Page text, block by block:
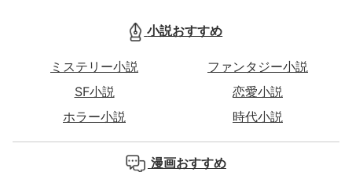
小説おすすめ
ミステリー小説
ファンタジー小説
SF小説
恋愛小説
ホラー小説
時代小説
漫画おすすめ